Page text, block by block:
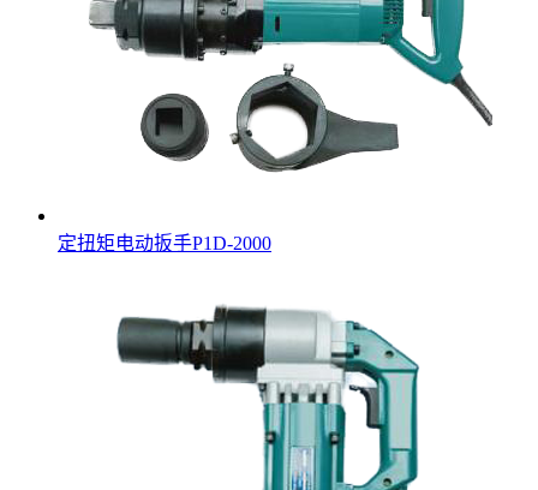
定扭矩电动扳手P1D-2000